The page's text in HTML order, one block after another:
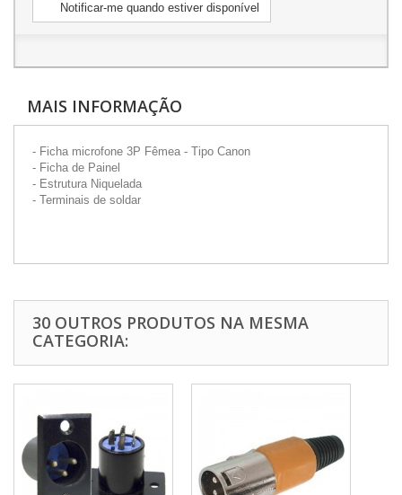
Notificar-me quando estiver disponível
MAIS INFORMAÇÃO
- Ficha microfone 3P Fêmea - Tipo Canon
- Ficha de Painel
- Estrutura Niquelada
- Terminais de soldar
30 OUTROS PRODUTOS NA MESMA
CATEGORIA: